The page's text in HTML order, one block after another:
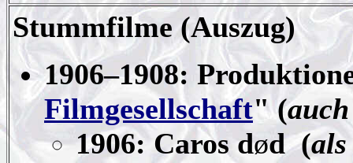
Stummfilme(Auszug)
1906–1908:
Filmgesellschaft" (
1906: Caros død (als